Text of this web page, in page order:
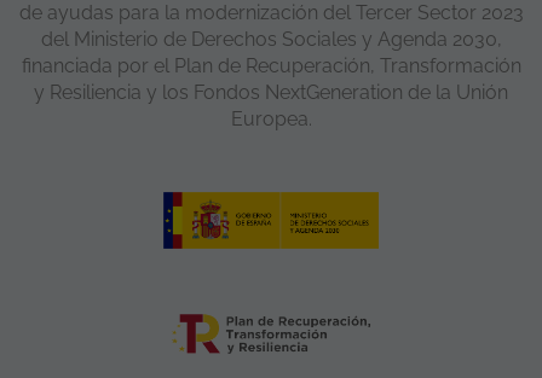
de ayudas para la modernización del Tercer Sector 2023
del Ministerio de Derechos Sociales y Agenda 2030,
financiada por el Plan de Recuperación, Transformación
y Resiliencia y los Fondos NextGeneration de la Unión
Europea.